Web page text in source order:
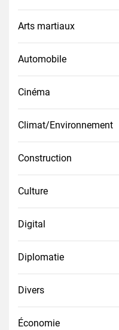
Arts martiaux
Automobile
Cinéma
Climat/Environnement
Construction
Culture
Digital
Diplomatie
Divers
Économie